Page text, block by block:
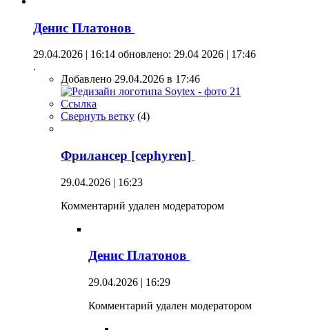
Денис Платонов
29.04.2026 | 16:14 обновлено: 29.04 2026 | 17:46
.
Добавлено 29.04.2026 в 17:46
Ссылка
Свернуть ветку (4)
Фрилансер [cephyren]
29.04.2026 | 16:23
Комментарий удален модератором
Денис Платонов
29.04.2026 | 16:29
Комментарий удален модератором